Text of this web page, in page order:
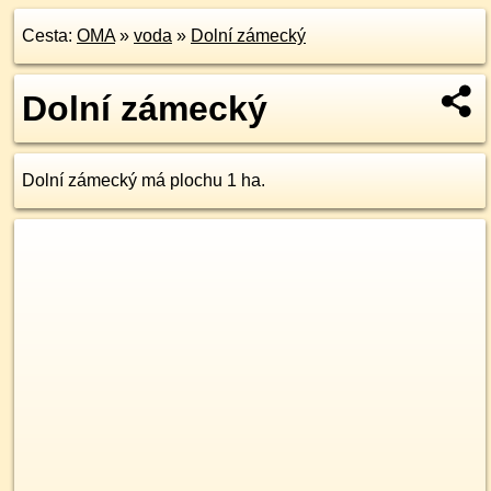
Cesta: OMA» voda » Dolní zámecký
Dolní zámecký
Dolní zámecký má plochu 1 ha.